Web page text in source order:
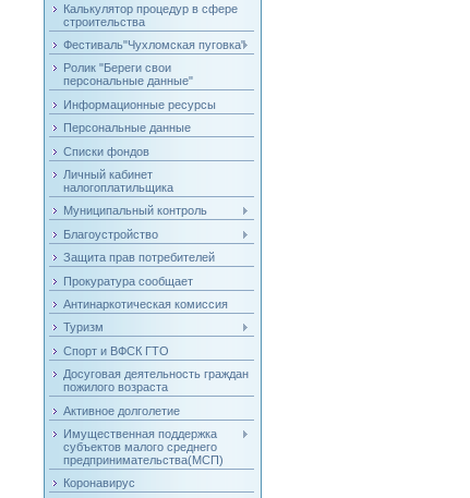
Калькулятор процедур в сфере
строительства
Фестиваль"Чухломская пуговка"
Ролик "Береги свои
персональные данные"
Информационные ресурсы
Персональные данные
Списки фондов
Личный кабинет
налогоплатильщика
Муниципальный контроль
Благоустройство
Защита прав потребителей
Прокуратура сообщает
Антинаркотическая комиссия
Туризм
Спорт и ВФСК ГТО
Досуговая деятельность граждан
пожилого возраста
Активное долголетие
Имущественная поддержка
субъектов малого среднего
предпринимательства(МСП)
Коронавирус